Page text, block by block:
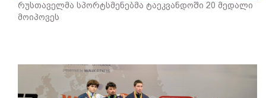
რუსთაველმა სპორტსმენებმა ტაეკვანდოში 20 მედალი
მოიპოვეს